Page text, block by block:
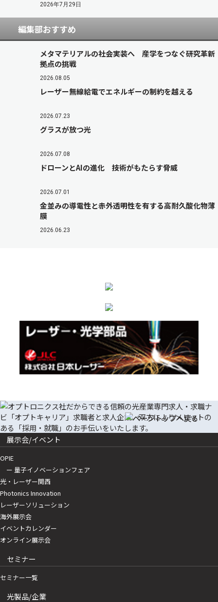
2026年7月29日
編集部おすすめ
メタマテリアルの社会実装へ 産学をつなぐ研究革新
拠点の挑戦
2026.08.05
レーザー無線給電でエネルギーの制約を越える
2026.07.23
グラスが放つ光
2026.07.08
ドローンとAIの進化 技術がもたらす脅威
2026.07.01
金並みの導電性と赤外透明性を有する高耐久酸化物薄
膜
2026.06.23
展示会/イベント
OPIE
ー 量子イノベーションフェア
光・レーザー関西
Photonics Innovation
レーザーソリューション
海外展示会
イベントカレンダー
オンライン展示会
セミナー
セミナー一覧
光製品/企業